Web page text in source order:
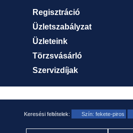
Regisztráció
Üzletszabályzat
Üzleteink
Törzsvásárló
Szervizdíjak
Keresési feltételek: Szín: fekete-piros